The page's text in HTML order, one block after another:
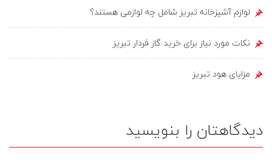
لوازم آشپزخانه تبریز شامل چه لوازمی هستند؟
نکات مورد نیاز برای خرید گاز فردار تبریز
مزایای هود تبریز
دیدگاهتان را بنویسید